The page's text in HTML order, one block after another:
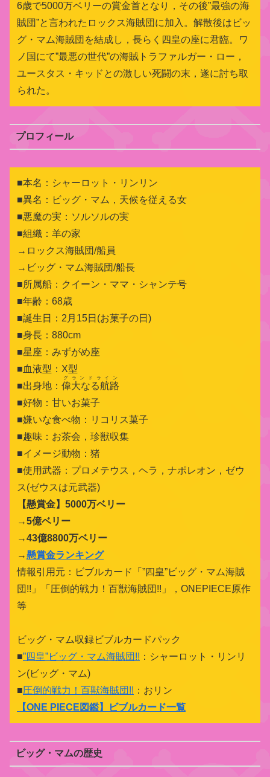
6歳で5000万ベリーの賞金首となり，その後”最強の海
賊団”と言われたロックス海賊団に加入。解散後はビッ
グ・マム海賊団を結成し，長らく四皇の座に君臨。ワ
ノ国にて”最悪の世代”の海賊トラファルガー・ロー，
ユースタス・キッドとの激しい死闘の末，遂に討ち取
られた。
プロフィール
■本名：シャーロット・リンリン
■異名：ビッグ・マム，天候を従える女
■悪魔の実：ソルソルの実
■組織：羊の家
→ロックス海賊団/船員
→ビッグ・マム海賊団/船長
■所属船：クイーン・ママ・シャンテ号
■年齢：68歳
■誕生日：2月15日(お菓子の日)
■身長：880cm
■星座：みずがめ座
■血液型：X型
■出身地： 偉大なる航路
グランドライン
■好物：甘いお菓子
■嫌いな食べ物：リコリス菓子
■趣味：お茶会，珍獣収集
■イメージ動物：猪
■使用武器：プロメテウス，ヘラ，ナポレオン，ゼウ
ス(ゼウスは元武器)
【懸賞金】 5000万ベリー
→5億ベリー
→43億8800万ベリー
→懸賞金ランキング
情報引用元：ビブルカード「”四皇”ビッグ・マム海賊
団!!」「圧倒的戦力！百獣海賊団!!」，ONEPIECE原作
等
ビッグ・マム収録ビブルカードパック
■”四皇”ビッグ・マム海賊団!! ：シャーロット・リンリ
ン(ビッグ・マム)
■圧倒的戦力！百獣海賊団!! ：おリン
【ONE PIECE図鑑】ビブルカード一覧
ビッグ・マムの歴史